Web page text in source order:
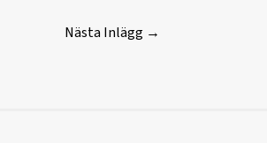
Nästa Inlägg →